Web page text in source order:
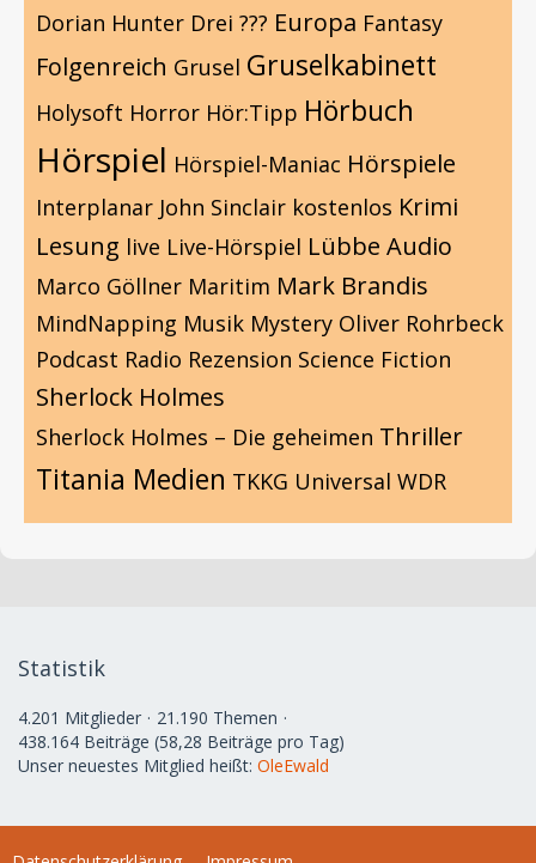
Dorian Hunter Drei ??? Europa Fantasy
Folgenreich Grusel Gruselkabinett
Holysoft Horror Hör:Tipp Hörbuch
Hörspiel Hörspiel-Maniac Hörspiele
Interplanar John Sinclair kostenlos Krimi
Lesung live Live-Hörspiel Lübbe Audio
Marco Göllner Maritim Mark Brandis
MindNapping Musik Mystery Oliver Rohrbeck
Podcast Radio Rezension Science Fiction
Sherlock Holmes
Sherlock Holmes – Die geheimen Thriller
Titania Medien TKKG Universal WDR
Statistik
4.201 Mitglieder
21.190 Themen
438.164 Beiträge (58,28 Beiträge pro Tag)
Unser neuestes Mitglied heißt: OleEwald